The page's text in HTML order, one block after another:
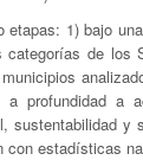
etapas: 1) bajo
categorías de
profundidad a
sustentabilidad
con estadísticas